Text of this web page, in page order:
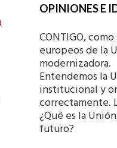
OPINIONES E
CONTIGO,
europeos de la
modernizadora.
Entendemos la
institucional y
correctamente.
¿Qué es la
futuro?